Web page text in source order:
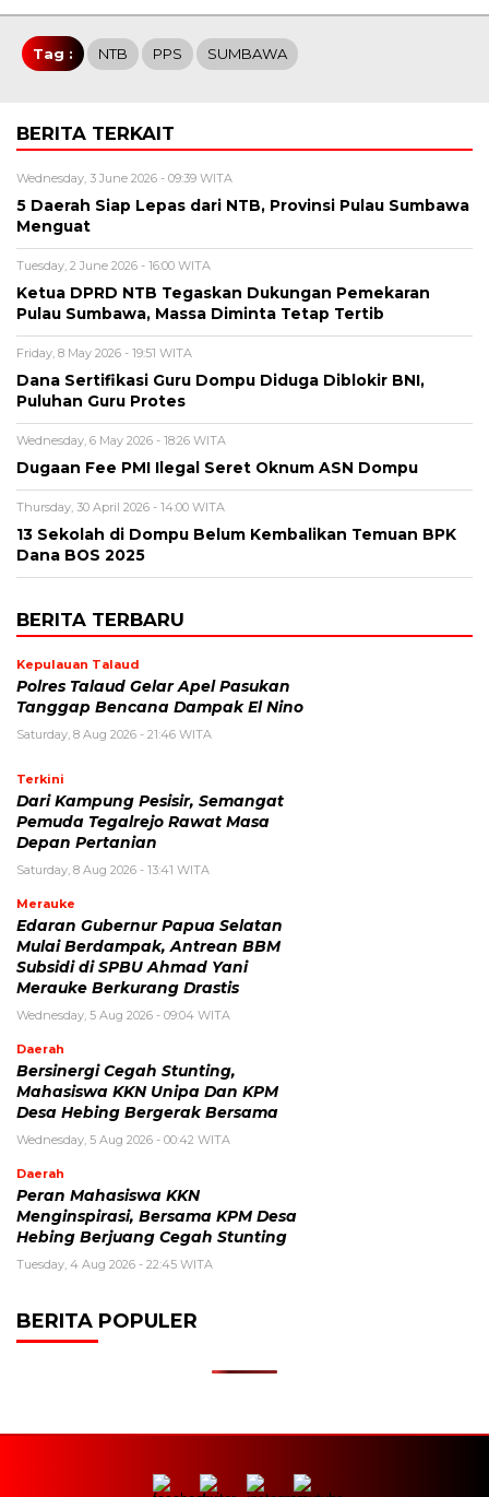
Tag : NTB PPS SUMBAWA
BERITA TERKAIT
Wednesday, 3 June 2026 - 09:39 WITA
5 Daerah Siap Lepas dari NTB, Provinsi Pulau Sumbawa
Menguat
Tuesday, 2 June 2026 - 16:00 WITA
Ketua DPRD NTB Tegaskan Dukungan Pemekaran
Pulau Sumbawa, Massa Diminta Tetap Tertib
Friday, 8 May 2026 - 19:51 WITA
Dana Sertifikasi Guru Dompu Diduga Diblokir BNI,
Puluhan Guru Protes
Wednesday, 6 May 2026 - 18:26 WITA
Dugaan Fee PMI Ilegal Seret Oknum ASN Dompu
Thursday, 30 April 2026 - 14:00 WITA
13 Sekolah di Dompu Belum Kembalikan Temuan BPK
Dana BOS 2025
BERITA TERBARU
Kepulauan Talaud
Polres Talaud Gelar Apel Pasukan
Tanggap Bencana Dampak El Nino
Saturday, 8 Aug 2026 - 21:46 WITA
Terkini
Dari Kampung Pesisir, Semangat
Pemuda Tegalrejo Rawat Masa
Depan Pertanian
Saturday, 8 Aug 2026 - 13:41 WITA
Merauke
Edaran Gubernur Papua Selatan
Mulai Berdampak, Antrean BBM
Subsidi di SPBU Ahmad Yani
Merauke Berkurang Drastis
Wednesday, 5 Aug 2026 - 09:04 WITA
Daerah
Bersinergi Cegah Stunting,
Mahasiswa KKN Unipa Dan KPM
Desa Hebing Bergerak Bersama
Wednesday, 5 Aug 2026 - 00:42 WITA
Daerah
Peran Mahasiswa KKN
Menginspirasi, Bersama KPM Desa
Hebing Berjuang Cegah Stunting
Tuesday, 4 Aug 2026 - 22:45 WITA
BERITA POPULER